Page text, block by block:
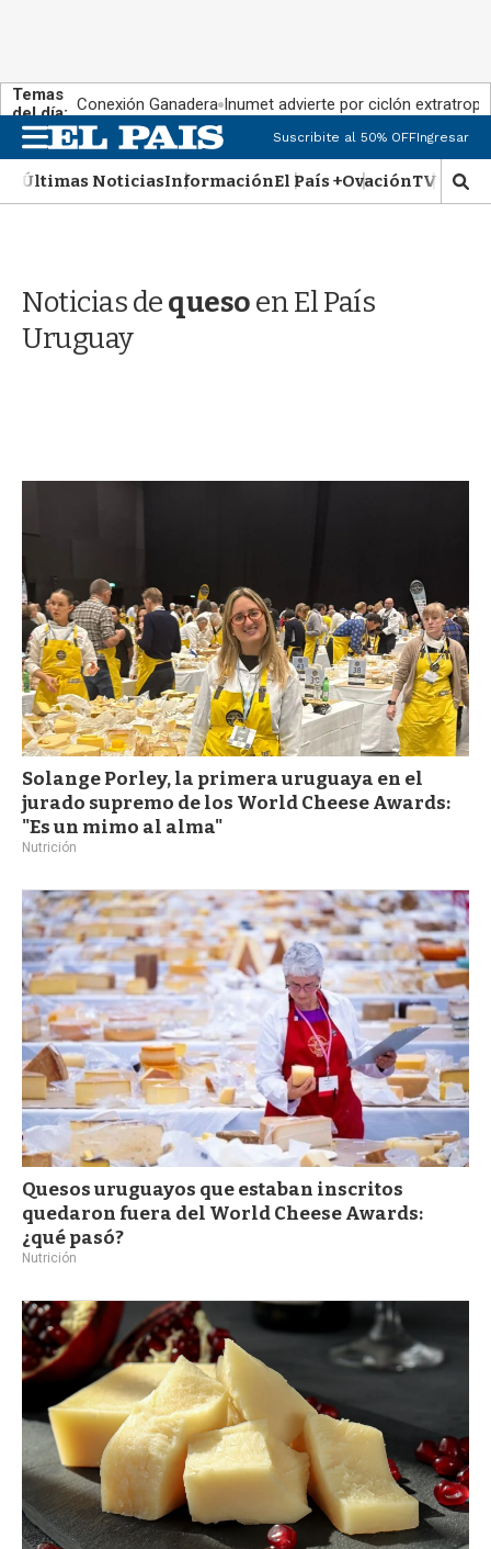
Temas
del día: Conexión Ganadera Inumet advierte por ciclón
M
e
n
u
Suscribite al 50% OFFIngresar
Últimas NoticiasInformaciónEl País +OvaciónTV Show
M
o
d
Noticias dequesoen El País
Uruguay
Solange Porley, la primera uruguaya en el
jurado supremo de los World Cheese Awards:
"Es un mimo al alma"
Nutrición
Quesos uruguayos que estaban inscritos
quedaron fuera del World Cheese Awards:
¿qué pasó?
Nutrición